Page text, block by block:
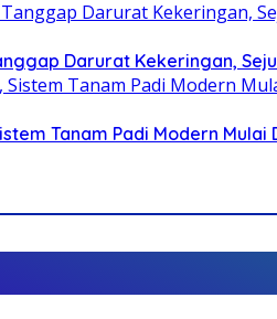
Darurat Kekeringan,
Tanam Padi Modern